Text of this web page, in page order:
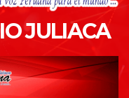
JULIACA